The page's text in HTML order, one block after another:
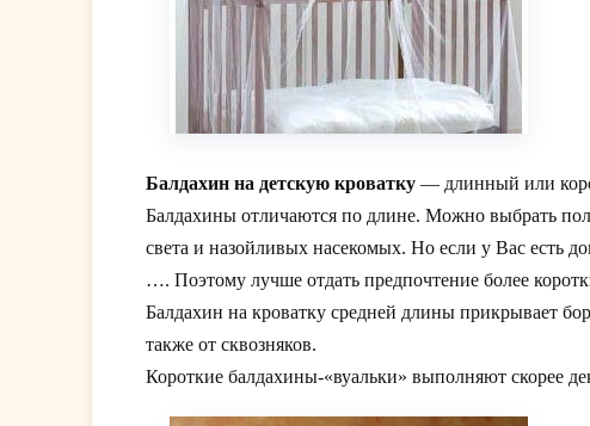
Балдахин на детскую кроватку — длинный или
Балдахины отличаются по длине. Можно выбрать
света и назойливых насекомых. Но если у Вас есть
…. Поэтому лучше отдать предпочтение более
Балдахин на кроватку средней длины прикрывает
также от сквозняков.
Короткие балдахины-«вуальки» выполняют скорее